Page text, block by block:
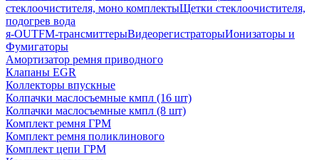
стеклоочистителя, моно комплектыЩетки стеклоочистителя,
подогрев вода
я-OUTFM-трансмиттерыВидеорегистраторыИонизаторы и
Фумигаторы
Амортизатор ремня приводного
Клапаны EGR
Коллекторы впускные
Колпачки маслосъемные кмпл (16 шт)
Колпачки маслосъемные кмпл (8 шт)
Комплект ремня ГРМ
Комплект ремня поликлинового
Комплект цепи ГРМ